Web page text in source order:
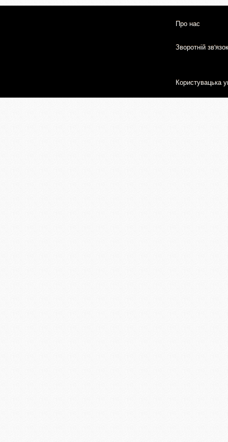
Про нас
Зворотній зв'язок
Користувацька